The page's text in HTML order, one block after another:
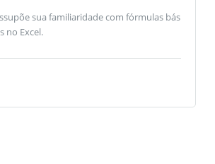
sua familiaridade com fórmulas bás
no Excel.